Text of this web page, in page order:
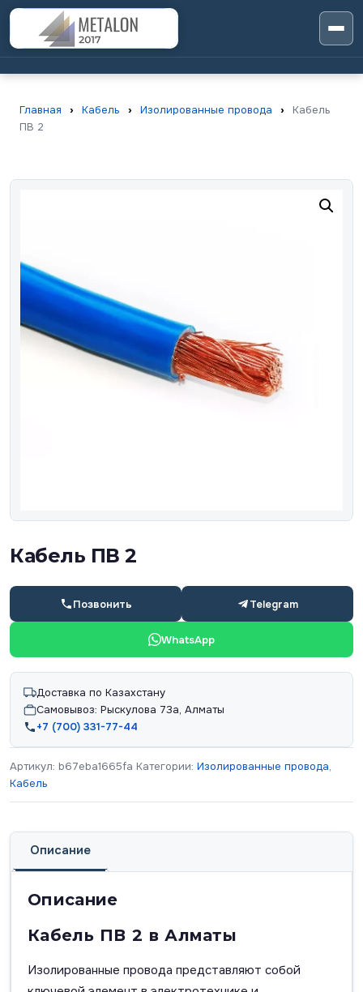
Главная › Кабель › Изолированные провода ›
Кабель
ПВ 2
Кабель ПВ 2
Позвонить Telegram
WhatsApp
Доставка по Казахстану
Самовывоз: Рыскулова 73а, Алматы
+7 (700) 331-77-44
Артикул: b67eba1665fa Категории: Изолированные провода,
Кабель
Описание
Описание
Кабель ПВ 2 в Алматы
Изолированные провода представляют собой